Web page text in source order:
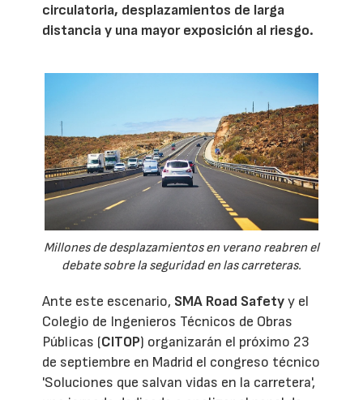
circulatoria, desplazamientos de larga
distancia y una mayor exposición al riesgo.
Millones de desplazamientos en verano reabren el
debate sobre la seguridad en las carreteras.
Ante este escenario, SMA Road Safetyy el
Colegio de Ingenieros Técnicos de Obras
Públicas (CITOP) organizarán el próximo 23
de septiembre en Madrid el congreso técnico
'Soluciones que salvan vidas en la carretera',